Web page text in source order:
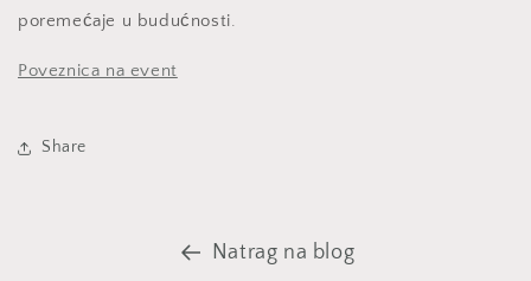
poremećaje u budućnosti.
Poveznica na event
Share
Natrag na blog